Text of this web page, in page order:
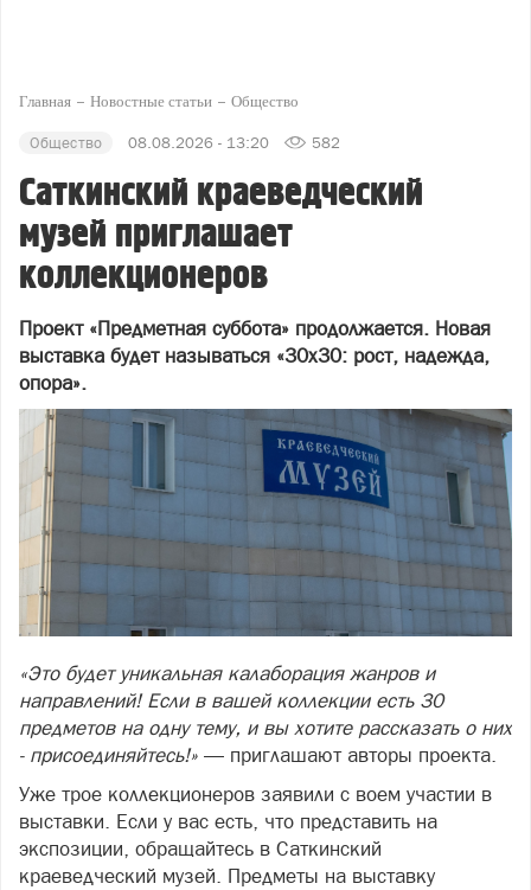
Главная Новостные статьи Общество
Общество 08.08.2026 - 13:20 582
Саткинский краеведческий
музей приглашает
коллекционеров
Проект «Предметная суббота» продолжается. Новая
выставка будет называться «30х30: рост, надежда,
опора».
«Это будет уникальная калаборация жанров и
направлений! Если в вашей коллекции есть 30
предметов на одну тему, и вы хотите рассказать о них
- присоединяйтесь!» — приглашают авторы проекта.
Уже трое коллекционеров заявили с воем участии в
выставки. Если у вас есть, что представить на
экспозиции, обращайтесь в Саткинский
краеведческий музей. Предметы на выставку